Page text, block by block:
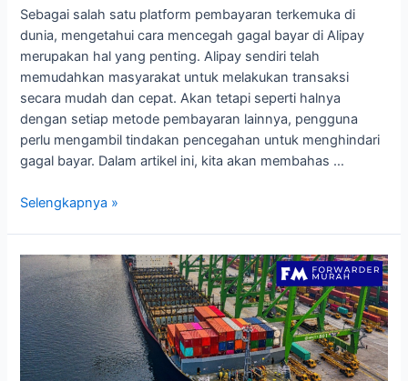
Sebagai salah satu platform pembayaran terkemuka di
dunia, mengetahui cara mencegah gagal bayar di Alipay
merupakan hal yang penting. Alipay sendiri telah
memudahkan masyarakat untuk melakukan transaksi
secara mudah dan cepat. Akan tetapi seperti halnya
dengan setiap metode pembayaran lainnya, pengguna
perlu mengambil tindakan pencegahan untuk menghindari
gagal bayar. Dalam artikel ini, kita akan membahas …
Mencegah
di
Alipay
dengan
Memahami
Masalah
dan
Selengkapnya »